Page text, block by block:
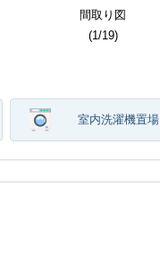
その他
(1 /19)
間取り図
(1 /19)
間取り図
(1 /19)
建物外観
(1 /19)
居室・リビング
(1 /19)
居室・リビング
(1 /19)
キッチン
(1 /19)
キッチン
(1 /19)
バス
(1 /19)
トイレ
(1 /19)
収納
(1 /19)
その他部屋スペース
(1 /19)
洗面所写真
(1 /19)
玄関
(1 /19)
セキュリティ
(1 /19)
エントランス
(1 /19)
その他共用部分
(1 /19)
その他共用部分
(1 /19)
その他共用部分
(1 /19)
その他
(1 /19)
間取り図
(1 /19)
室内洗濯機置場